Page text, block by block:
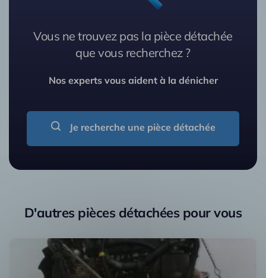
Vous ne trouvez pas la pièce détachée
que vous recherchez ?
Nos experts vous aident à la dénicher
Je recherche une pièce détachée
D'autres pièces détachées pour vous